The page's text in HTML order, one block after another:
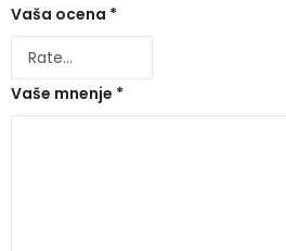
Vaša ocena *
Vaše mnenje *